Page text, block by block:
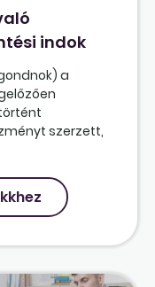
indok
a
szerzett,